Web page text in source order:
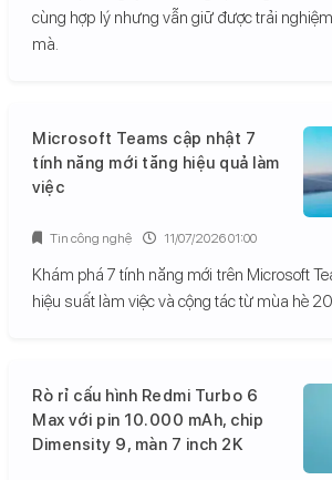
cùng hợp lý nhưng vẫn giữ được trải
mà.
Microsoft Teams cập nhật 7
tính năng mới tăng hiệu quả làm
việc
Khám phá 7 tính năng mới trên Microsoft
hiệu suất làm việc và cộng tác từ mùa hè
Tin công nghệ 11/07/2026 01:00
Rò rỉ cấu hình Redmi Turbo 6
Max với pin 10.000 mAh, chip
Dimensity 9, màn 7 inch 2K